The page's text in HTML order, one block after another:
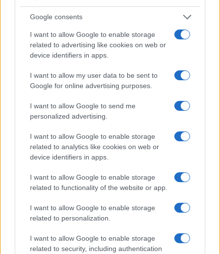
Google consents
I want to allow Google to enable storage
related to advertising like cookies on web or
device identifiers in apps.
I want to allow my user data to be sent to
Google for online advertising purposes.
I want to allow Google to send me
personalized advertising.
I want to allow Google to enable storage
related to analytics like cookies on web or
device identifiers in apps.
I want to allow Google to enable storage
related to functionality of the website or app.
I want to allow Google to enable storage
related to personalization.
I want to allow Google to enable storage
related to security, including authentication
megbüntesse az FNN-t [Fox News Network],
amiért az a nap egyik legnagyobb sztorijáról
– az Egyesült Államok hivatalban lévő
elnökének és helyetteseinek azon állításairól,
hogy a 2020-as választásokat csalás
befolyásolta – tudósított” – áll a
viszontkeresetben.
„Maga az állítások ténye
hírértékű volt”.
A Fox ügyvédei azt is írták, hogy a csatorna a
Dominion nyilatkozatokat is sugárzott,
amelyek tagadták a Trump és szövetségesei
által felhozott állításokat.